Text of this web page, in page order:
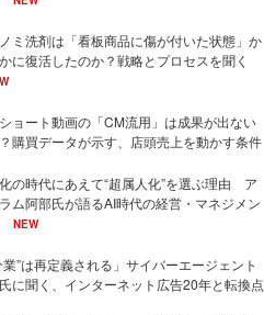
ミ洗剤は「看板商品に傷が付いた状態」か
に復活したのか？戦略とプロセスを聞く
ョート動画の「CM流用」は成果が出ない
購買データが示す、店頭売上を動かす条件
の時代にあえて“超属人化”を選ぶ理由 ア
ム阿部氏が語るAI時代の経営・マネジメン
NEW
業”は再定義される」サイバーエージェント
に聞く、インターネット広告20年と転換点